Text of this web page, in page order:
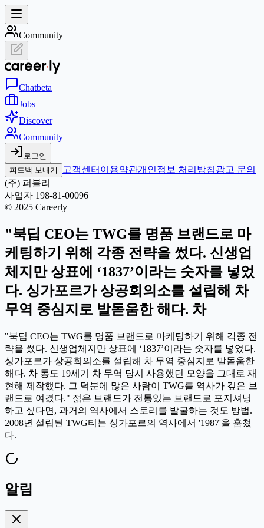
Community
Chatbeta
Jobs
Discover
Community
로그인
피드백 보내기
고객센터 이용약관개인정보 처리방침광고 문의
(주) 퍼블리
사업자 198-81-00096
© 2025 Careerly
"북딥 CEO는 TWG를 명품 브랜드로 마
케팅하기 위해 각종 전략을 썼다. 신생업
체지만 상표에 ‘1837’이라는 숫자를 넣었
다. 싱가포르가 상공회의소를 설립해 차
무역 중심지로 발돋움한 해다. 차
"북딥 CEO는 TWG를 명품 브랜드로 마케팅하기 위해 각종 전
략을 썼다. 신생업체지만 상표에 ‘1837’이라는 숫자를 넣었다.
싱가포르가 상공회의소를 설립해 차 무역 중심지로 발돋움한
해다. 차 통도 19세기 차 무역 당시 사용했던 모양을 그대로 재
현해 제작했다. 그 덕분에 많은 사람이 TWG를 역사가 깊은 브
랜드로 여겼다." 젊은 브랜드가 전통있는 브랜드로 포지셔닝
하고 싶다면, 과거의 역사에서 스토리를 발굴하는 것도 방법.
2008년 설립된 TWG티는 싱가포르의 역사에서 '1987'을 훔쳤
다.
알림